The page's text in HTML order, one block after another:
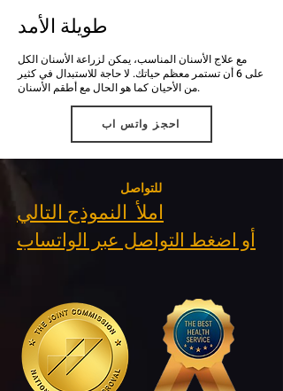
احجز واتس ابطويلة الأمد
مع علاج الأسنان المناسب، يمكن لزراعة الأسنان الكل
على 6 أن تستمر معظم حياتك. لا حاجة للاستبدال في كثير
من الأحيان كما هو الحال مع أطقم الأسنان.
احجز واتس اب
للتواصل
املأ النموذج التالي
أو اضغط التواصل عبر الواتساب